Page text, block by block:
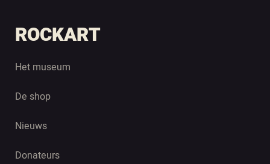
ROCKART
Het museum
De shop
Nieuws
Donateurs